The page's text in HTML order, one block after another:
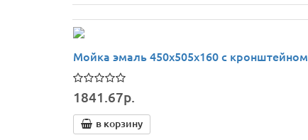
Мойка эмаль 450х505х160 с кронштейном
1841.67р.
в корзину